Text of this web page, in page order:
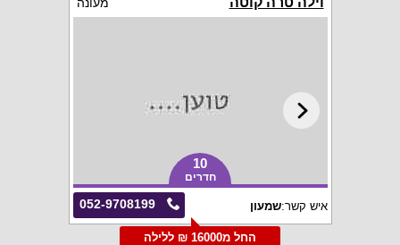
10
חדרים
052-9708199 איש קשר:שמעון
החל מ16000 ₪ ללילה